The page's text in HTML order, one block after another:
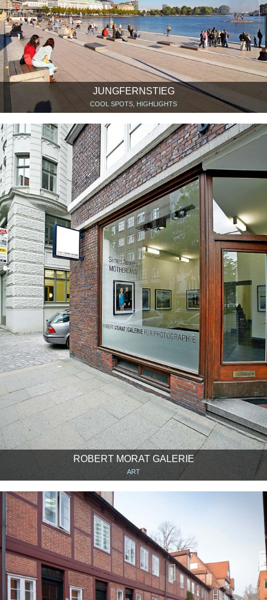
JUNGFERNSTIEG
COOL SPOTS, HIGHLIGHTS
ROBERT MORAT GALERIE
ART